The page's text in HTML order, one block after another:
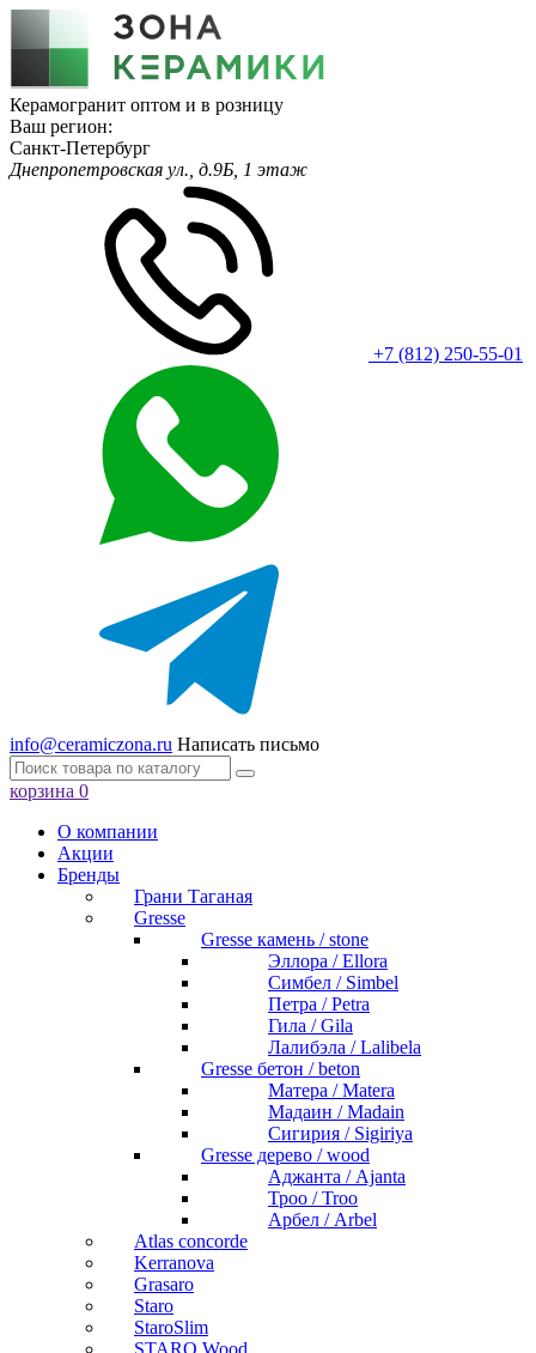
Керамогранит оптом и в розницу
Ваш регион:
Санкт-Петербург
Днепропетровская ул., д.9Б, 1 этаж
+7 (812) 250-55-01
info@ceramiczona.ru Написать письмо
корзина 0
О компании
Акции
Бренды
Грани Таганая
Gresse
Gresse камень / stone
Эллора / Ellora
Симбел / Simbel
Петра / Petra
Гила / Gila
Лалибэла / Lalibela
Gresse бетон / beton
Матера / Matera
Мадаин / Madain
Сигирия / Sigiriya
Gresse дерево / wood
Аджанта / Ajanta
Троо / Troo
Арбел / Arbel
Atlas concorde
Kerranova
Grasaro
Staro
StaroSlim
STARO Wood